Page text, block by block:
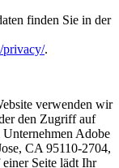
finden Sie in der
privacy/.
verwenden wir
den Zugriff auf
Adobe
CA 95110-2704,
Seite lädt Ihr